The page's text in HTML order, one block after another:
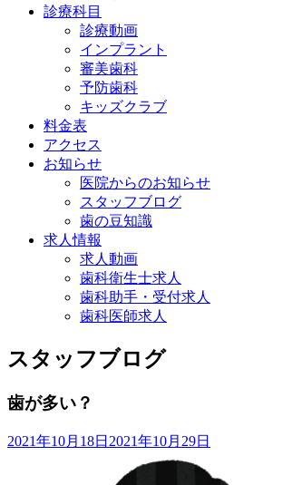
診療科目
診療動画
インプラント
審美歯科
予防歯科
キッズクラブ
料金表
アクセス
お知らせ
医院からのお知らせ
スタッフブログ
歯の豆知識
求人情報
求人動画
歯科衛生士求人
歯科助手・受付求人
歯科医師求人
スタッフブログ
歯が多い？
2021年10月18日 2021年10月29日